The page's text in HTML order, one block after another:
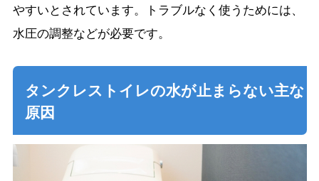
やすいとされています。トラブルなく使うためには、
水圧の調整などが必要です。
タンクレストイレの水が止まらない主な
原因